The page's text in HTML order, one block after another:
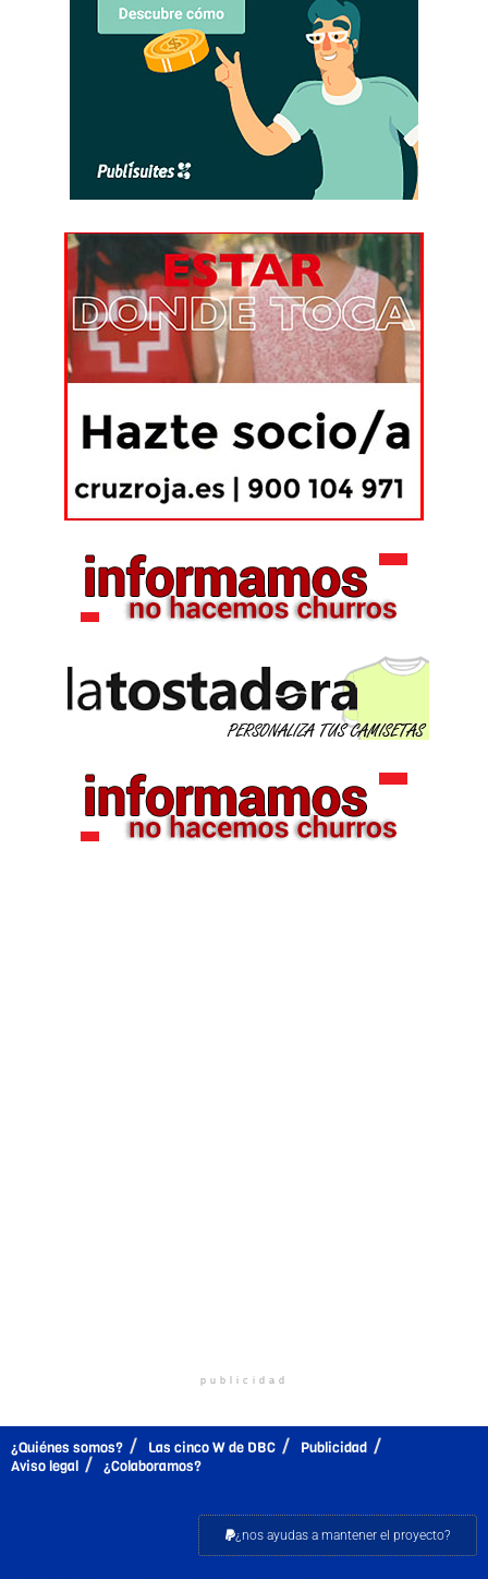
publicidad
¿Quiénes somos? Las cinco W de DBC
Publicidad
Aviso legal
¿Colaboramos?
¿nos ayudas a mantener el proyecto?